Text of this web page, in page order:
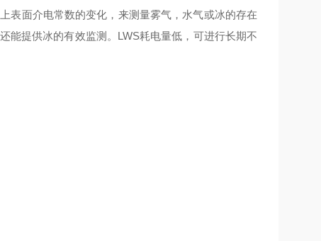
表面介电常数的变化，来测量雾气，水气或冰的存在
能提供冰的有效监测。LWS耗电量低，可进行长期不